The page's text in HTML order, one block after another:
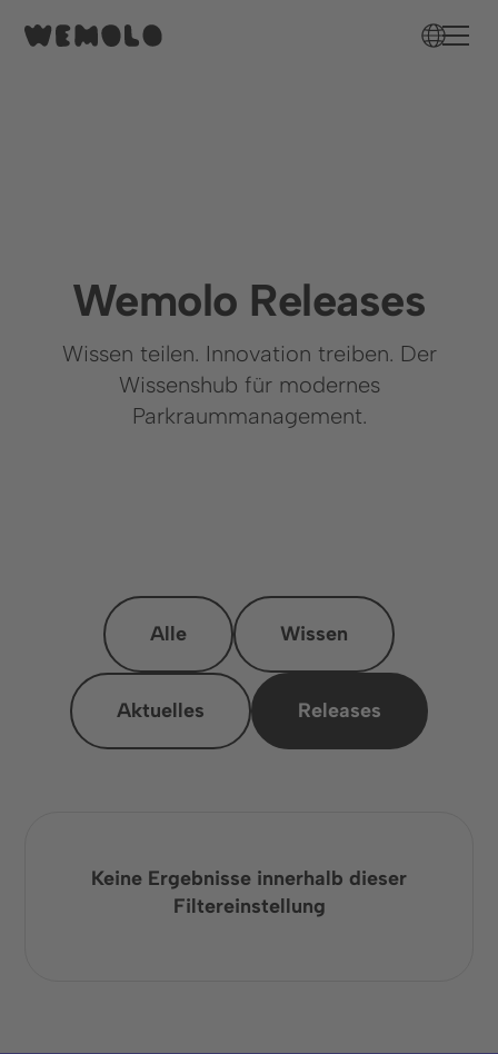
Wemolo Releases
Wissen teilen. Innovation treiben. Der
Wissenshub für modernes
Parkraummanagement.
Alle Wissen
Aktuelles Releases
Keine Ergebnisse innerhalb dieser
Filtereinstellung